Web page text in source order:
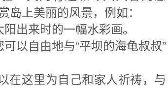
上美丽的风景，例如：
出来时的一幅水彩画。
以自由地与“平坝的海龟叔叔”
在这里为自己和家人祈祷，与